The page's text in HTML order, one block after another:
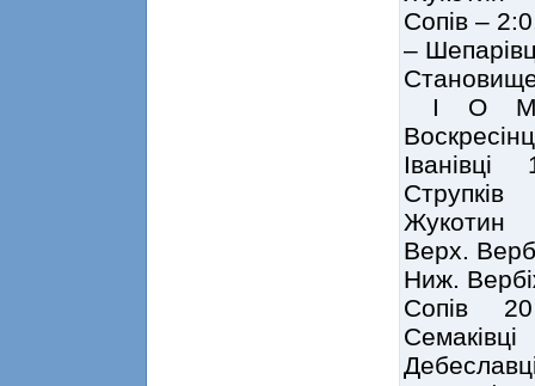
Сопів –
–
І О
Верх.
Ниж.
Сопів